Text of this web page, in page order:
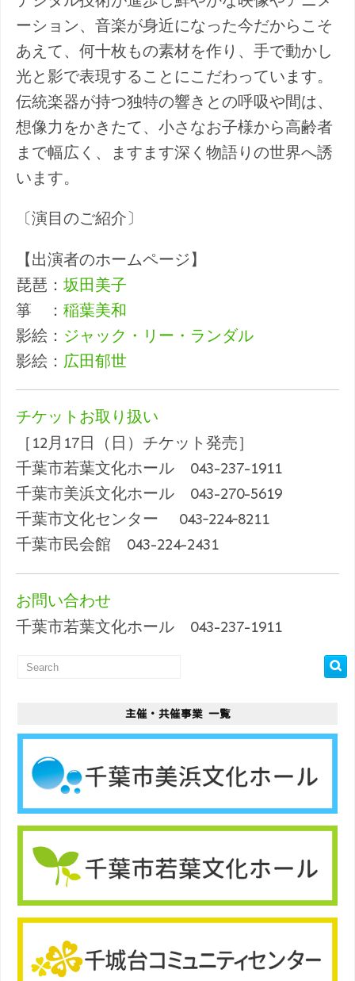
ーション、音楽が身近になった今だからこそ
あえて、何十枚もの素材を作り、手で動かし
光と影で表現することにこだわっています。
伝統楽器が持つ独特の響きとの呼吸や間は、
想像力をかきたて、小さなお子様から高齢者
まで幅広く、ますます深く物語りの世界へ誘
います。
〔演目のご紹介〕
【出演者のホームページ】
琵琶： 坂田美子
箏 ： 稲葉美和
影絵： ジャック・リー・ランダル
影絵： 広田郁世
チケットお取り扱い
［12月17日（日）チケット発売］
千葉市若葉文化ホール 043-237-1911
千葉市美浜文化ホール 043-270-5619
千葉市文化センター 043‐224‐8211
千葉市民会館 043-224-2431
お問い合わせ
千葉市若葉文化ホール 043-237-1911
主催・共催事業 一覧